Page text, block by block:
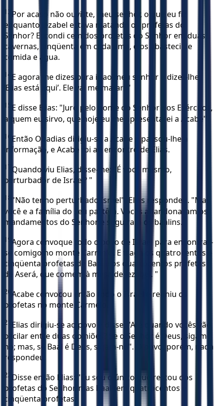
13 Por acaso não ouviste, meu senhor, o que eu fiz
enquanto Jezabel estava matando os profetas do
Senhor? Escondi cem dos profetas do Senhor em duas
cavernas, cinqüenta em cada uma, e os abasteci de
comida e água.
14 E agora me dizes para ir ao meu senhor e dizer-lhe:
‘Elias está aqui’. Ele vai me matar! "
15 E disse Elias: "Juro pelo nome do Senhor dos Exércitos,
a quem eu sirvo, que hoje eu me apresentarei a Acabe".
16 Então Obadias dirigiu-se a Acabe e passou-lhe a
informação, e Acabe foi ao encontro de Elias.
17 Quando viu Elias, disse-lhe: "É você mesmo,
perturbador de Israel? "
18 "Não tenho perturbado Israel", Elias respondeu. "Mas
você e a família do seu pai têm. Vocês abandonaram os
mandamentos do Senhor e seguiram os baalins.
19 Agora convoque todo o povo de Israel para encontrar-
se comigo no monte Carmelo. E traga os quatrocentos e
cinqüenta profetas de Baal e os quatrocentos profetas
de Aserá, que comem à mesa de Jezabel. "
20 Acabe convocou então todo o Israel e reuniu os
profetas no monte Carmelo.
21
Elias dirigiu-se ao povo e disse: "Até quando vocês vão
oscilar entre duas opiniões? Se o Senhor é Deus, sigam-
no; mas, se Baal é Deus, sigam-no". O povo, porém, nada
respondeu.
22 Disse então Elias: "Eu sou o único que restou dos
profetas do Senhor, mas Baal tem quatrocentos e
cinqüenta profetas.